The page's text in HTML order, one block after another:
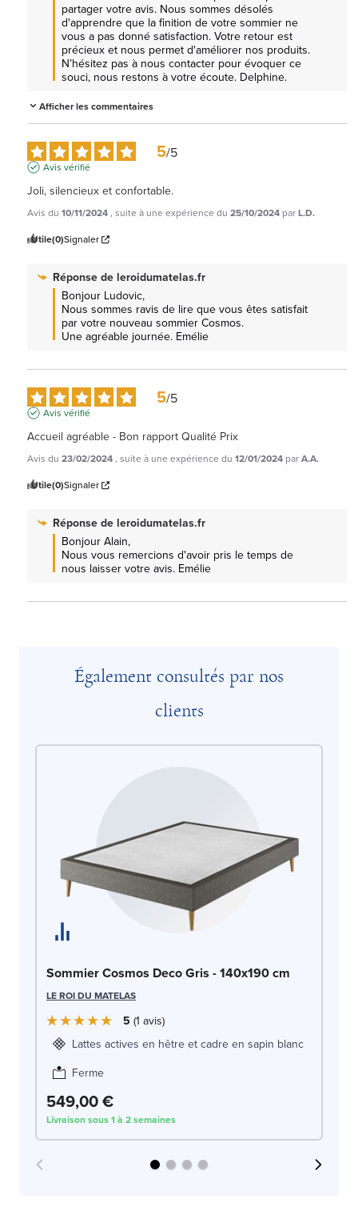
partager votre avis. Nous sommes désolés
d'apprendre que la finition de votre sommier ne
vous a pas donné satisfaction. Votre retour est
précieux et nous permet d'améliorer nos produits.
N’hésitez pas à nous contacter pour évoquer ce
souci, nous restons à votre écoute. Delphine.
Afficher les commentaires
5/5
Avis vérifié
Joli, silencieux et confortable.
Avis du 10/11/2024, suite à une expérience du 25/10/2024 parL.D.
Utile(0)Signaler
Réponse de leroidumatelas.fr
Bonjour Ludovic,
Nous sommes ravis de lire que vous êtes satisfait
par votre nouveau sommier Cosmos.
Une agréable journée. Emélie
5/5
Avis vérifié
Accueil agréable - Bon rapport Qualité Prix
Avis du 23/02/2024, suite à une expérience du 12/01/2024 parA.A.
Utile(0)Signaler
Réponse de leroidumatelas.fr
Bonjour Alain,
Nous vous remercions d'avoir pris le temps de
nous laisser votre avis. Emélie
Également consultés par nos
clients
Sommier Cosmos Deco Gris - 140x190 cm
LE ROI DU MATELAS
5 1 avis
Lattes actives en hêtre et cadre en sapin blanc
Ferme
549,00 €
Livraison sous 1 à 2 semaines